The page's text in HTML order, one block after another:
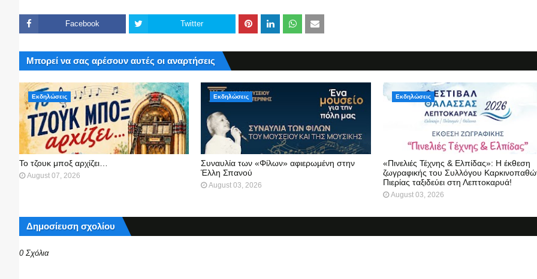
Facebook Twitter
Μπορεί να σας αρέσουν αυτές οι αναρτήσεις
Εκδηλώσεις
Το τζουκ μπoξ αρχίζει…
August 07, 2026
Εκδηλώσεις
Συναυλία των «Φίλων» αφιερωμένη στην
Έλλη Σπανού
August 03, 2026
Εκδηλώσεις
«Πινελιές Τέχνης & Ελπίδας»: Η έκθεση
ζωγραφικής του Συλλόγου
Πιερίας ταξιδεύει στη Λεπτοκαρυά!
August 03, 2026
Δημοσίευση σχολίου
0 Σχόλια